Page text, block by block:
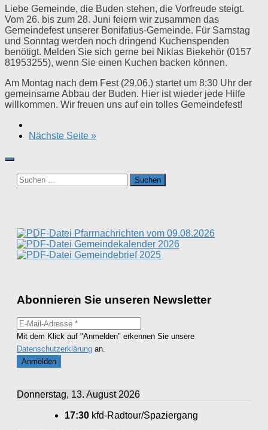
Liebe Gemeinde, die Buden stehen, die Vorfreude steigt.
Vom 26. bis zum 28. Juni feiern wir zusammen das
Gemeindefest unserer Bonifatius-Gemeinde. Für Samstag
und Sonntag werden noch dringend Kuchenspenden
benötigt. Melden Sie sich gerne bei Niklas Biekehör (0157
81953255), wenn Sie einen Kuchen backen können.
Am Montag nach dem Fest (29.06.) startet um 8:30 Uhr der
gemeinsame Abbau der Buden. Hier ist wieder jede Hilfe
willkommen. Wir freuen uns auf ein tolles Gemeindefest!
Nächste Seite »
Suchen
nach:
Pfarrnachrichten vom 09.08.2026
Gemeindekalender 2026
Gemeindebrief 2025
Abonnieren Sie unseren Newsletter
Mit dem Klick auf "Anmelden" erkennen Sie unsere
Datenschutzerklärung an.
Donnerstag, 13. August 2026
17:30 kfd-Radtour/Spaziergang